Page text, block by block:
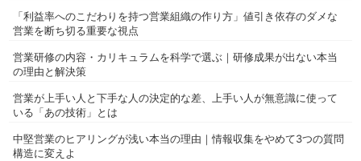
「利益率へのこだわりを持つ営業組織の作り方」値引き依存のダメな
営業を断ち切る重要な視点
営業研修の内容・カリキュラムを科学で選ぶ｜研修成果が出ない本当
の理由と解決策
営業が上手い人と下手な人の決定的な差、上手い人が無意識に使って
いる「あの技術」とは
中堅営業のヒアリングが浅い本当の理由｜情報収集をやめて3つの質問
構造に変えよ